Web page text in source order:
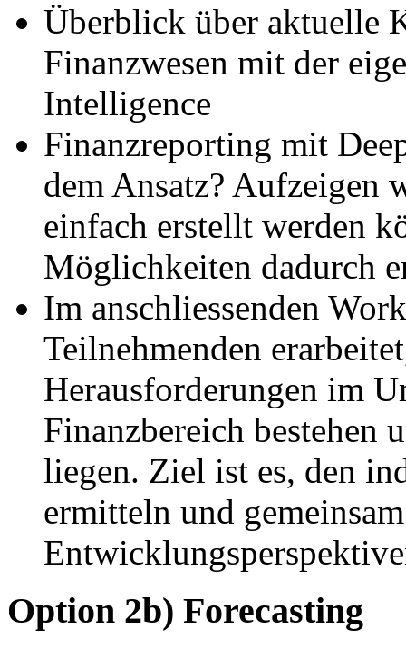
Überblick über aktuelle
Finanzwesen mit der
Intelligence
Finanzreporting mit
dem Ansatz?
einfach erstellt werden
Möglichkeiten dadurch
Im anschliessenden
Teilnehmenden
Herausforderungen im
Finanzbereich bestehen
liegen. Ziel ist es, den
ermitteln und
Option 2b) Forecasting